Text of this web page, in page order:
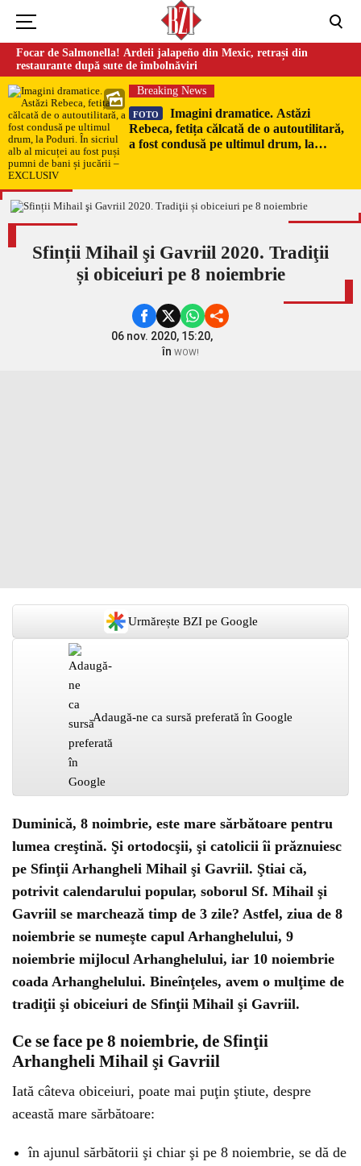
Focar de Salmonella! Ardeii jalapeño din Mexic, retrași din
restaurante după sute de îmbolnăviri
Breaking News
FOTO
Imagini dramatice. Astăzi
Rebeca, fetița călcată de o autoutilitară,
a fost condusă pe ultimul drum, la
EXCLUSIV
Sfinții Mihail şi Gavriil 2020. Tradiţii
și obiceiuri pe 8 noiembrie
06 nov. 2020, 15:20,
în WOW!
Urmărește BZI pe Google
Adaugă-ne ca sursă preferată în Google
Duminică, 8 noimbrie, este mare sărbătoare pentru
lumea creştină. Şi ortodocşii, şi catolicii îi prăznuiesc
pe Sfinţii Arhangheli Mihail şi Gavriil. Ştiai că,
potrivit calendarului popular, soborul Sf. Mihail şi
Gavriil se marchează timp de 3 zile? Astfel, ziua de 8
noiembrie se numeşte capul Arhanghelului, 9
noiembrie mijlocul Arhanghelului, iar 10 noiembrie
coada Arhanghelului. Bineînţeles, avem o mulţime de
tradiţii şi obiceiuri de Sfinţii Mihail şi Gavriil.
Ce se face pe 8 noiembrie, de Sfinţii
Arhangheli Mihail şi Gavriil
Iată câteva obiceiuri, poate mai puţin ştiute, despre
această mare sărbătoare:
în ajunul sărbătorii şi chiar şi pe 8 noiembrie, se dă de